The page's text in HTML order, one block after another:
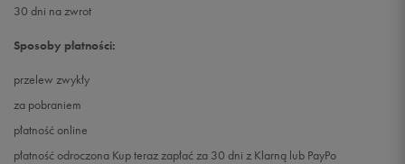
30 dni na zwrot
Sposoby płatności:
przelew zwykły
za pobraniem
płatność online
płatność odroczona Kup teraz zapłać za 30 dni z Klarną lub PayPo